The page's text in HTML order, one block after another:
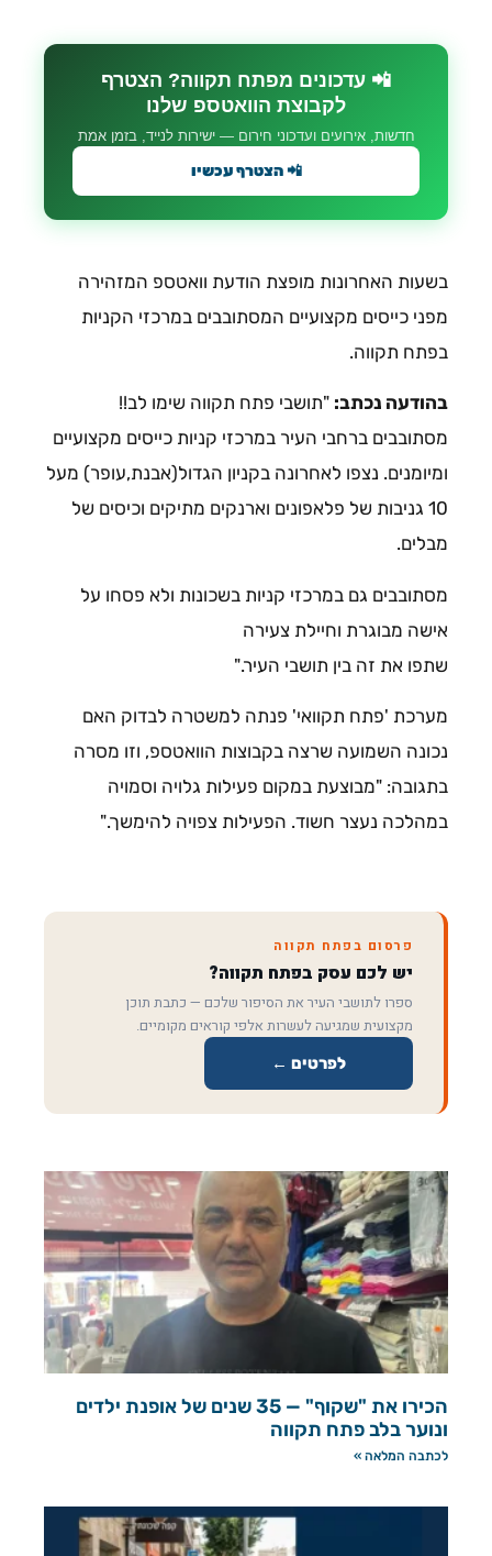
📲 עדכונים מפתח תקווה? הצטרף
לקבוצת הוואטספ שלנו
חדשות, אירועים ועדכוני חירום — ישירות לנייד, בזמן אמת
📲 הצטרף עכשיו
בשעות האחרונות מופצת הודעת וואטספ המזהירה
מפני כייסים מקצועיים המסתובבים במרכזי הקניות
בפתח תקווה.
בהודעה נכתב: "תושבי פתח תקווה שימו לב!!
מסתובבים ברחבי העיר במרכזי קניות כייסים מקצועיים
ומיומנים. נצפו לאחרונה בקניון הגדול(אבנת,עופר) מעל
10 גניבות של פלאפונים וארנקים מתיקים וכיסים של
מבלים.
מסתובבים גם במרכזי קניות בשכונות ולא פסחו על
אישה מבוגרת וחיילת צעירה
שתפו את זה בין תושבי העיר."
מערכת 'פתח תקוואי' פנתה למשטרה לבדוק האם
נכונה השמועה שרצה בקבוצות הוואטספ, וזו מסרה
בתגובה: "מבוצעת במקום פעילות גלויה וסמויה
במהלכה נעצר חשוד. הפעילות צפויה להימשך."
פרסום בפתח תקווה
יש לכם עסק בפתח תקווה?
ספרו לתושבי העיר את הסיפור שלכם — כתבת תוכן
מקצועית שמגיעה לעשרות אלפי קוראים מקומיים.
לפרטים ←
הכירו את "שקוף" — 35 שנים של אופנת ילדים
ונוער בלב פתח תקווה
לכתבה המלאה »